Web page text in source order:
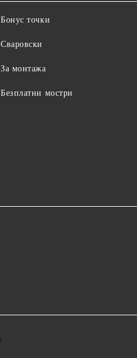
Бонус точки
Сваровски
За монтажа
Безплатни мостри